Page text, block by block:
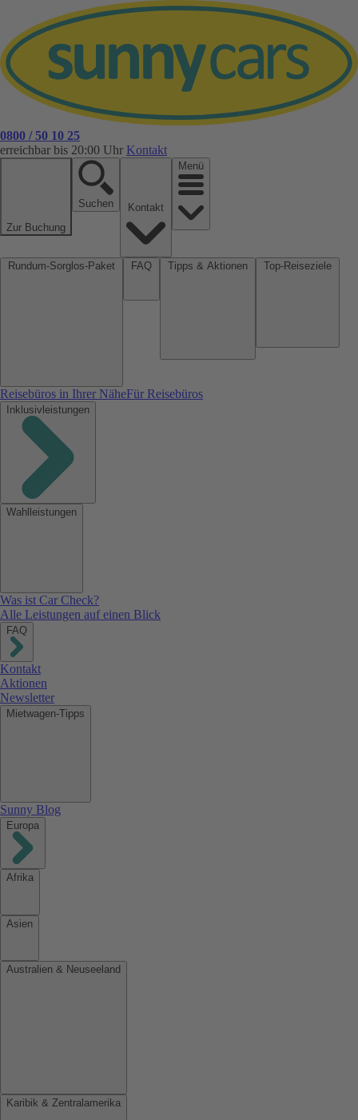
0800 / 50 10 25
erreichbar bis 20:00 Uhr Kontakt
Zur Buchung
Suchen
Menü
Reisebüros in Ihrer NäheFür Reisebüros
Inklusivleistungen
Wahlleistungen
Was ist Car Check?
Alle Leistungen auf einen Blick
FAQ
Kontakt
Aktionen
Newsletter
Mietwagen-Tipps
Sunny Blog
Europa
Afrika
Asien
Australien & Neuseeland
Karibik & Zentralamerika